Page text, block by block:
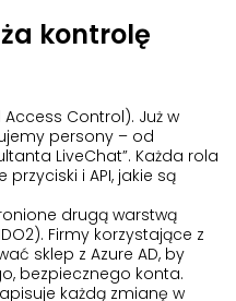
kontrolę
Access Control). Już w
persony – od
LiveChat”. Każda rola
i API, jakie są
drugą warstwą
Firmy korzystające z
sklep z Azure AD, by
bezpiecznego konta.
każdą zmianę w